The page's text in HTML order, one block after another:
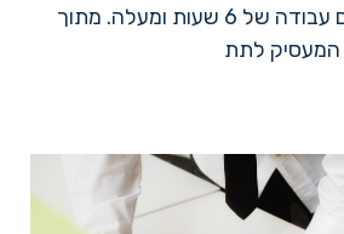
דקות לפחות בכל יום עבודה של 6 שעות ומעלה. מתוך